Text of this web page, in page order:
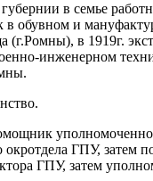
в семье
обувном и
(г.Ромны), в 1919г.
инженерном
окротдела ГПУ,
ГПУ, затем